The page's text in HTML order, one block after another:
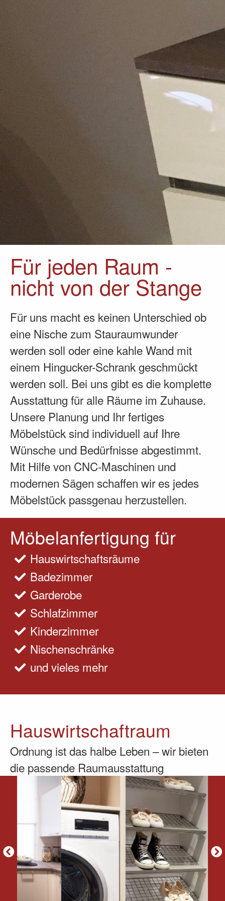
Für jeden Raum -
nicht von der Stange
Für uns macht es keinen Unterschied ob
eine Nische zum Stauraumwunder
werden soll oder eine kahle Wand mit
einem Hingucker-Schrank geschmückt
werden soll. Bei uns gibt es die komplette
Ausstattung für alle Räume im Zuhause.
Unsere Planung und Ihr fertiges
Möbelstück sind individuell auf Ihre
Wünsche und Bedürfnisse abgestimmt.
Mit Hilfe von CNC-Maschinen und
modernen Sägen schaffen wir es jedes
Möbelstück passgenau herzustellen.
Möbelanfertigung für
Hauswirtschaftsräume
Badezimmer
Garderobe
Schlafzimmer
Kinderzimmer
Nischenschränke
und vieles mehr
Hauswirtschaftraum
Ordnung ist das halbe Leben – wir bieten
die passende Raumausstattung